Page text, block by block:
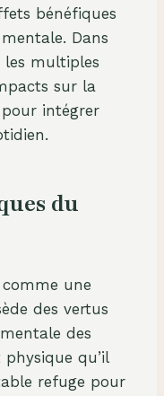
bénéfiques
Dans
les multiples
sur la
intégrer
du
une
des vertus
des
qu’il
refuge pour